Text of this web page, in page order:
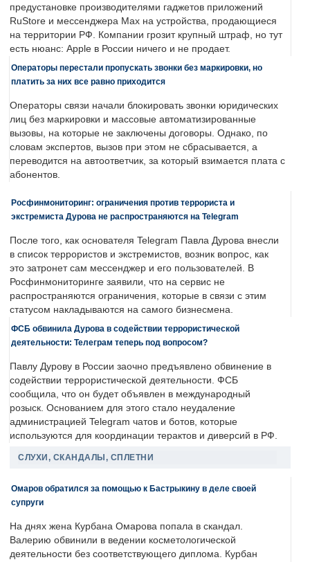
предустановке производителями гаджетов приложений
RuStore и мессенджера Max на устройства, продающиеся
на территории РФ. Компании грозит крупный штраф, но тут
есть нюанс: Apple в России ничего и не продает.
Операторы перестали пропускать звонки без маркировки, но
платить за них все равно приходится
Операторы связи начали блокировать звонки юридических
лиц без маркировки и массовые автоматизированные
вызовы, на которые не заключены договоры. Однако, по
словам экспертов, вызов при этом не сбрасывается, а
переводится на автоответчик, за который взимается плата с
абонентов.
Росфинмониторинг: ограничения против террориста и
экстремиста Дурова не распространяются на Telegram
После того, как основателя Telegram Павла Дурова внесли
в список террористов и экстремистов, возник вопрос, как
это затронет сам мессенджер и его пользователей. В
Росфинмониторинге заявили, что на сервис не
распространяются ограничения, которые в связи с этим
статусом накладываются на самого бизнесмена.
ФСБ обвинила Дурова в содействии террористической
деятельности: Телеграм теперь под вопросом?
Павлу Дурову в России заочно предъявлено обвинение в
содействии террористической деятельности. ФСБ
сообщила, что он будет объявлен в международный
розыск. Основанием для этого стало неудаление
администрацией Telegram чатов и ботов, которые
используются для координации терактов и диверсий в РФ.
СЛУХИ, СКАНДАЛЫ, СПЛЕТНИ
Омаров обратился за помощью к Бастрыкину в деле своей
супруги
На днях жена Курбана Омарова попала в скандал.
Валерию обвинили в ведении косметологической
деятельности без соответствующего диплома. Курбан